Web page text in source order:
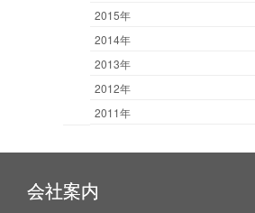
2015年
2014年
2013年
2012年
2011年
会社案内